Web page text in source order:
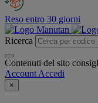
Reso entro 30 giorni
Ricerca
Contenuti del sito
Account Accedi
×